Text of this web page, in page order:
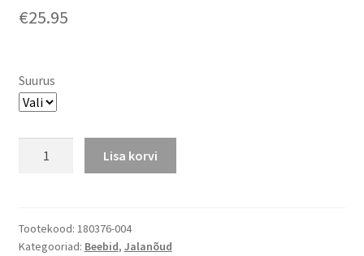
€25.95
Suurus
kogus
Lisa korvi
Tootekood: 180376-004
Kategooriad: Beebid, Jalanõud